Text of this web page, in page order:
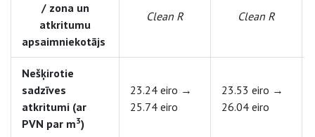
/ zona un
atkritumu
apsaimniekotājs
Clean R Clean R
Nešķirotie
sadzīves
atkritumi (ar
PVN par m3)
23.24 eiro →
25.74 eiro
23.53 eiro →
26.04 eiro